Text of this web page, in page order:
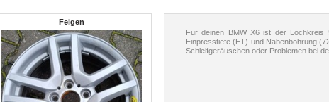
Felgen
Für deinen BMW X6 ist der Lochkreis
Einpresstiefe (ET) und Nabenbohrung
Schleifgeräuschen oder Problemen bei